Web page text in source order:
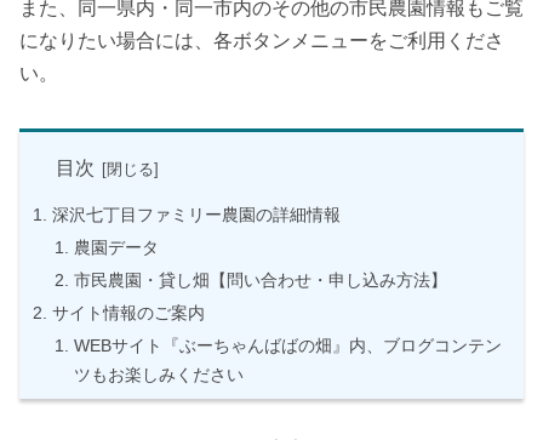
また、同一県内・同一市内のその他の市民農園情報もご覧
になりたい場合には、各ボタンメニューをご利用くださ
い。
目次
深沢七丁目ファミリー農園の詳細情報
農園データ
市民農園・貸し畑【問い合わせ・申し込み方法】
サイト情報のご案内
WEBサイト『ぶーちゃんばばの畑』内、ブログコンテン
ツもお楽しみください